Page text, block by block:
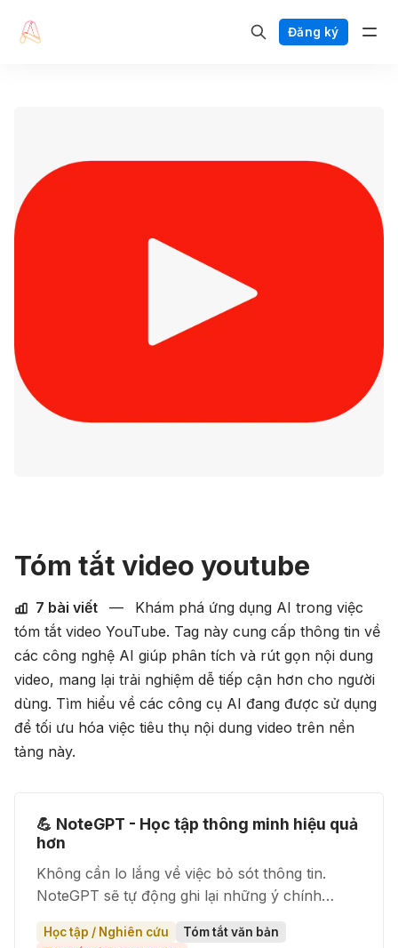
Đăng ký
Tóm tắt video youtube
7 bài viết —
Khám phá ứng dụng AI trong việc
tóm tắt video YouTube. Tag này cung cấp thông tin về
các công nghệ AI giúp phân tích và rút gọn nội dung
video, mang lại trải nghiệm dễ tiếp cận hơn cho người
dùng. Tìm hiểu về các công cụ AI đang được sử dụng
để tối ưu hóa việc tiêu thụ nội dung video trên nền
tảng này.
💪 NoteGPT - Học tập thông minh hiệu quả
hơn
Không cần lo lắng về việc bỏ sót thông tin.
NoteGPT sẽ tự động ghi lại những ý chính
trong khi bạn đang xem video hoặc đọc bài viết.
Học tập / Nghiên cứu
Tóm tắt văn bản